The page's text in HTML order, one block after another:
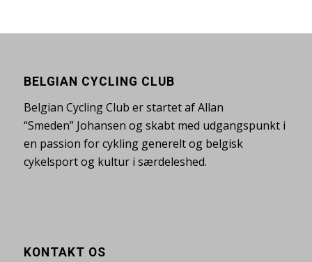
BELGIAN CYCLING CLUB
Belgian Cycling Club er startet af Allan
“Smeden” Johansen og skabt med udgangspunkt i
en passion for cykling generelt og belgisk
cykelsport og kultur i særdeleshed.
KONTAKT OS